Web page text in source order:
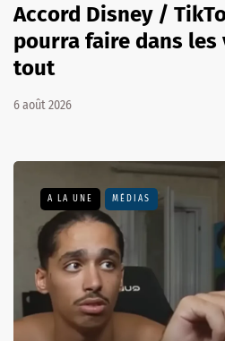
Accord Disney /
pourra faire dans les
tout
6 août 2026
A LA UNE MÉDIAS